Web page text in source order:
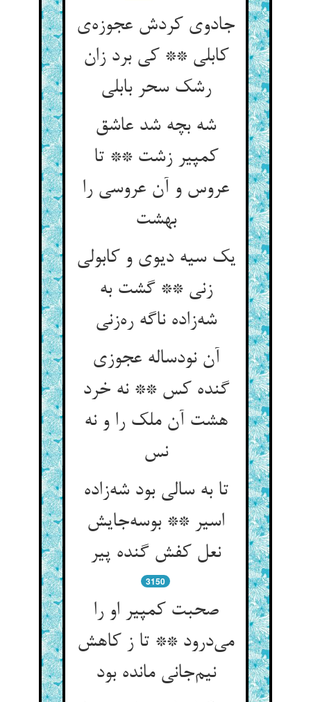
جادوی کردش عجوزه‌ی
کابلی ** کی برد زان
رشک سحر بابلی
شه بچه شد عاشق
کمپیر زشت ** تا
عروس و آن عروسی را
بهشت
یک سیه دیوی و کابولی
زنی ** گشت به
شه‌زاده ناگه ره‌زنی
آن نودساله عجوزی
گنده کس ** نه خرد
هشت آن ملک را و نه
نس
تا به سالی بود شه‌زاده
اسیر ** بوسه‌جایش
نعل کفش گنده پیر
3150
صحبت کمپیر او را
می‌درود ** تا ز کاهش
نیم‌جانی مانده بود